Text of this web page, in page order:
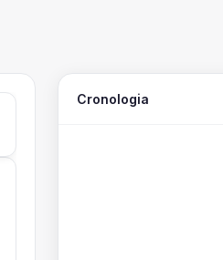
Cronologia